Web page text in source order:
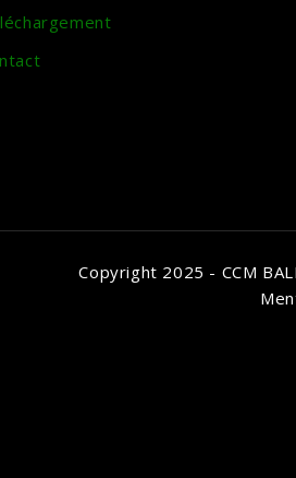
Copyright 2025 - CCM